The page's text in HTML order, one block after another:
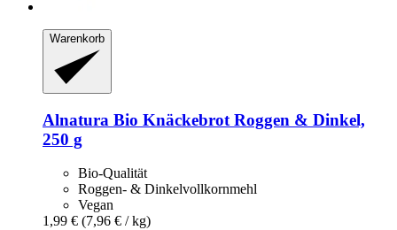
Warenkorb
Alnatura Bio Knäckebrot Roggen & Dinkel,
250 g
Bio-Qualität
Roggen- & Dinkelvollkornmehl
Vegan
1,99 € (7,96 € / kg)